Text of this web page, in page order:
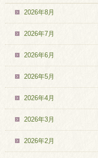
2026年8月
2026年7月
2026年6月
2026年5月
2026年4月
2026年3月
2026年2月